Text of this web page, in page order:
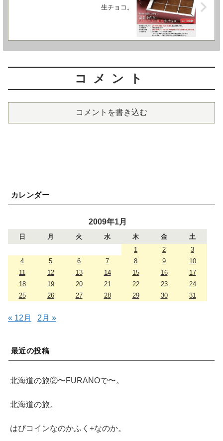
生チョコ。
コメント
コメントを書き込む
カレンダー
2009年1月
日 月 火 水 木 金
土
1
2
3
4
5 6 7 8 9
10
11
12 13 14 15 16
17
18
19 20 21 22 23
24
25
26 27 28 29 30 31
« 12月 2月 »
最近の投稿
北海道の旅②〜FURANOで〜。
北海道の旅。
はぴコインなのかふく+なのか。